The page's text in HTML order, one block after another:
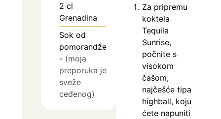
2 cl
Grenadina
Sok od
pomorandže
- (moja
preporuka je
sveže
ceđenog)
Za pripremu
koktela
Tequila
Sunrise,
počnite s
visokom
čašom,
najčešće tipa
highball, koju
ćete napuniti